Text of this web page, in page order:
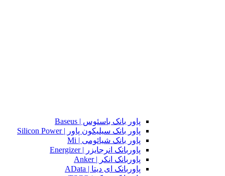
پاور بانک باسئوس | Baseus
پاور بانک سیلیکون پاور | Silicon Power
پاور بانک شیائومی | Mi
پاوربانک انرجایزر | Energizer
پاوربانک انکر | Anker
پاوربانک ای دیتا | AData